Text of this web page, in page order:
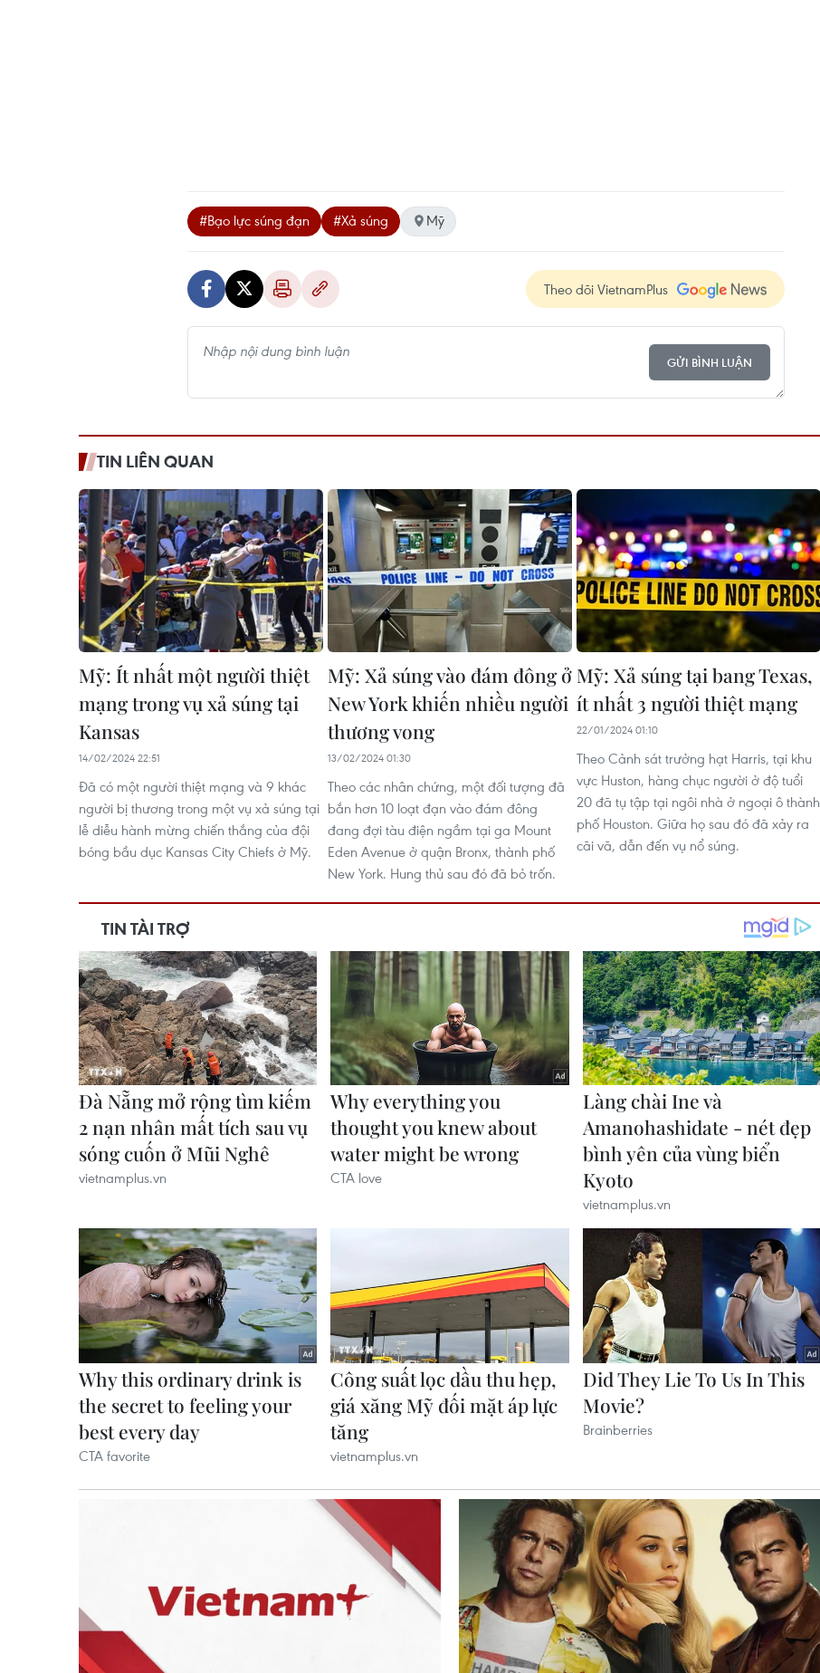
#Bạo lực súng đạn #Xả súng Mỹ
Theo dõi VietnamPlus
GỬI BÌNH LUẬN
TIN LIÊN QUAN
Mỹ: Ít nhất một người thiệt
mạng trong vụ xả súng tại
Kansas
14/02/2024 22:51
Đã có một người thiệt mạng và 9 khác
người bị thương trong một vụ xả súng tại
lễ diễu hành mừng chiến thắng của đội
bóng bầu dục Kansas City Chiefs ở Mỹ.
Mỹ: Xả súng vào đám đông ở
New York khiến nhiều người
thương vong
13/02/2024 01:30
Theo các nhân chứng, một đối tượng đã
bắn hơn 10 loạt đạn vào đám đông
đang đợi tàu điện ngầm tại ga Mount
Eden Avenue ở quận Bronx, thành phố
New York. Hung thủ sau đó đã bỏ trốn.
Mỹ: Xả súng tại bang Texas,
ít nhất 3 người thiệt mạng
22/01/2024 01:10
Theo Cảnh sát trưởng hạt Harris, tại khu
vực Huston, hàng chục người ở độ tuổi
20 đã tụ tập tại ngôi nhà ở ngoại ô thành
phố Houston. Giữa họ sau đó đã xảy ra
cãi vã, dẫn đến vụ nổ súng.